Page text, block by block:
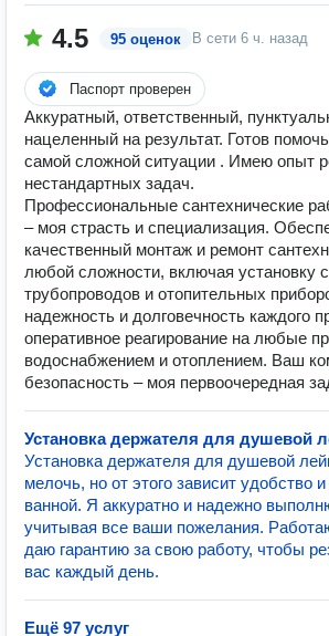
4.5 95 оценок В сети 6 ч. назад
Паспорт проверен
Аккуратный, ответственный,
нацеленный на результат. Готов
самой сложной ситуации . Имею опыт
нестандартных задач.
Профессиональные сантехнические
– моя страсть и специализация.
качественный монтаж и ремонт
любой сложности, включая установку
трубопроводов и отопительных
надежность и долговечность каждого
оперативное реагирование на любые
водоснабжением и отоплением. Ваш
безопасность – моя первоочередная
Установка держателя для душевой
Установка держателя для душевой
мелочь, но от этого зависит удобство
ванной. Я аккуратно и надежно
учитывая все ваши пожелания.
даю гарантию за свою работу, чтобы
вас каждый день.
Ещё 97 услуг